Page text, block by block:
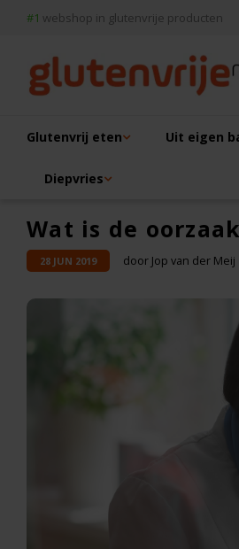
#1 webshop in glutenvrije producten
Glutenvrij eten Uit eigen
Diepvries
Wat is de
28 JUN 2019 door Jop van der Meij